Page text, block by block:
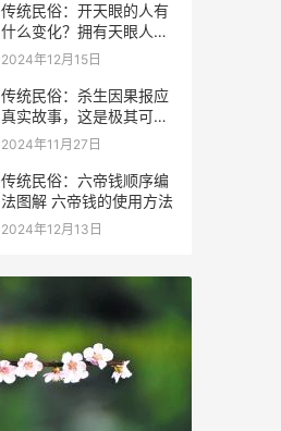
传统民俗：开天眼的人有
什么变化？拥有天眼人的
特征
2024年12月15日
传统民俗：杀生因果报应
真实故事，这是极其可怕
的事情
2024年11月27日
传统民俗：六帝钱顺序编
法图解 六帝钱的使用方法
2024年12月13日